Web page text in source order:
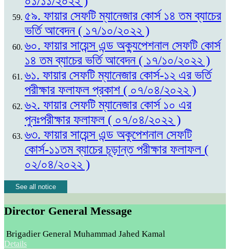
৫৯. ফায়ার সেফটি ম্যানেজার কোর্স ১৪ তম ব্যাচের
ভর্তি আবেদন ( ১৭/১০/২০২২ )
৬০. ফায়ার সায়েন্স এন্ড অক্যুপেশনাল সেফটি কোর্স
১৪ তম ব্যাচের ভর্তি আবেদন ( ১৭/১০/২০২২ )
৬১. ফায়ার সেফটি ম্যানেজার কোর্স-১২ এর ভর্তি
পরীক্ষার ফলাফল প্রকাশ ( ০৭/০৪/২০২২ )
৬২. ফায়ার সেফটি ম্যানেজার কোর্স ১০ এর
পুনঃপরীক্ষার ফলাফল ( ০৭/০৪/২০২২ )
৬৩. ফায়ার সায়েন্স এন্ড অকুপেশনাল সেফটি
কোর্স-১১তম ব্যাচের চূড়ান্ত পরীক্ষার ফলাফল (
০২/০৪/২০২২ )
See all notice
Director General Message
Brigadier General Muhammad Jahed Kamal
Details